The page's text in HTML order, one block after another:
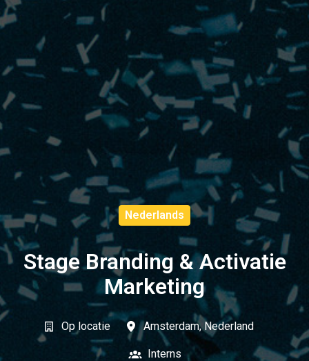
Nederlands
Stage Branding & Activatie
Marketing
Op locatie Amsterdam, Nederland
Interns